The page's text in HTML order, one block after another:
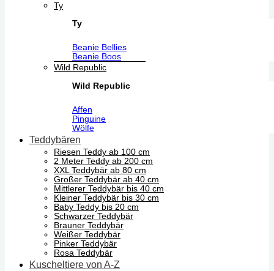
Ty
Ty
Beanie Bellies
Beanie Boos
Wild Republic
Wild Republic
Affen
Pinguine
Wölfe
Teddybären
Riesen Teddy ab 100 cm
2 Meter Teddy ab 200 cm
XXL Teddybär ab 80 cm
Großer Teddybär ab 40 cm
Mittlerer Teddybär bis 40 cm
Kleiner Teddybär bis 30 cm
Baby Teddy bis 20 cm
Schwarzer Teddybär
Brauner Teddybär
Weißer Teddybär
Pinker Teddybär
Rosa Teddybär
Kuscheltiere von A-Z